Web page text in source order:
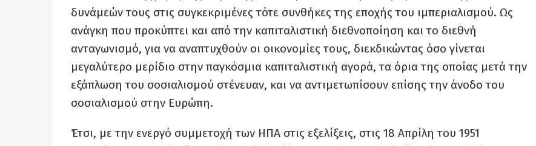
δυνάμεών τους στις συγκεκριμένες τότε συνθήκες της εποχής του ιμπεριαλισμού. Ως
ανάγκη που προκύπτει και από την καπιταλιστική διεθνοποίηση και το διεθνή
ανταγωνισμό, για να αναπτυχθούν οι οικονομίες τους, διεκδικώντας όσο γίνεται
μεγαλύτερο μερίδιο στην παγκόσμια καπιταλιστική αγορά, τα όρια της οποίας μετά την
εξάπλωση του σοσιαλισμού στένευαν, και να αντιμετωπίσουν επίσης την άνοδο του
σοσιαλισμού στην Ευρώπη.
Έτσι, με την ενεργό συμμετοχή των ΗΠΑ στις εξελίξεις, στις 18 Απρίλη του 1951